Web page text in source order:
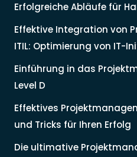
Erfolgreiche Abläufe für
Effektive Integration von
ITIL: Optimierung von IT-
Einführung in das
Level D
Effektives
und Tricks für Ihren Erfolg
Die ultimative